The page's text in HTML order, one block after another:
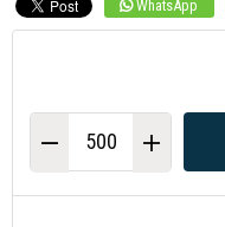
WhatsApp